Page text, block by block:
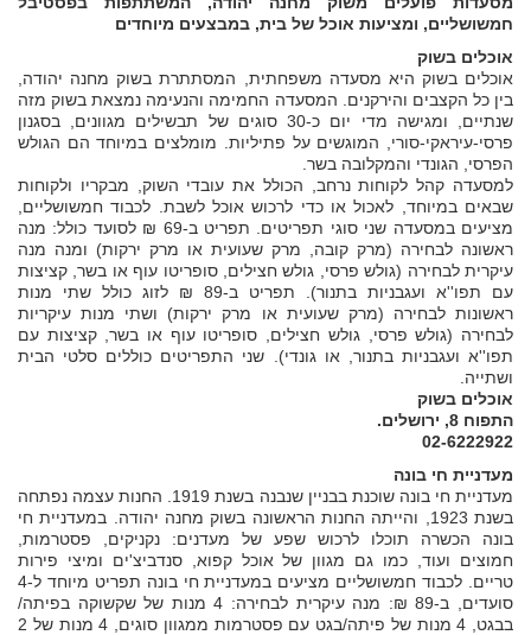
חמשושליים, ומציעות אוכל של בית, במבצעים מיוחדים
אוכלים בשוק
אוכלים בשוק היא מסעדה משפחתית, המסתתרת בשוק מחנה יהודה,
בין כל הקצבים והירקנים. המסעדה החמימה והנעימה נמצאת בשוק מזה
שנתיים, ומגישה מדי יום כ-30 סוגים של תבשילים מגוונים, בסגנון
פרסי-עיראקי-סורי, המוגשים על פתיליות. מומלצים במיוחד הם הגולש
הפרסי, הגונדי והמקלובה בשר.
למסעדה קהל לקוחות נרחב, הכולל את עובדי השוק, מבקריו ולקוחות
שבאים במיוחד, לאכול או כדי לרכוש אוכל לשבת. לכבוד חמשושליים,
מציעים במסעדה שני סוגי תפריטים. תפריט ב-69 ₪ לסועד כולל: מנה
ראשונה לבחירה (מרק קובה, מרק שעועית או מרק ירקות) ומנה מנה
עיקרית לבחירה (גולש פרסי, גולש חצילים, סופריטו עוף או בשר, קציצות
עם תפו''א ועגבניות בתנור). תפריט ב-89 ₪ לזוג כולל שתי מנות
ראשונות לבחירה (מרק שעועית או מרק ירקות) ושתי מנות עיקריות
לבחירה (גולש פרסי, גולש חצילים, סופריטו עוף או בשר, קציצות עם
תפו''א ועגבניות בתנור, או גונדי). שני התפריטים כוללים סלטי הבית
ושתייה.
אוכלים בשוק
התפוח 8, ירושלים.
02-6222922
מעדניית חי בונה
מעדניית חי בונה שוכנת בבניין שנבנה בשנת 1919. החנות עצמה נפתחה
בשנת 1923, והייתה החנות הראשונה בשוק מחנה יהודה. במעדניית חי
בונה הכשרה תוכלו לרכוש שפע של מעדנים: נקניקים, פסטרמות,
חמוצים ועוד, כמו גם מגוון של אוכל קפוא, סנדביצ'ים ומיצי פירות
טריים. לכבוד חמשושליים מציעים במעדניית חי בונה תפריט מיוחד ל-4
סועדים, ב-89 ₪: מנה עיקרית לבחירה: 4 מנות של שקשוקה בפיתה/
בבגט, 4 מנות של פיתה/בגט עם פסטרמות ממגוון סוגים, 4 מנות של 2